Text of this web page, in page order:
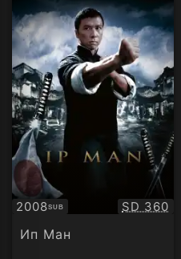
2008SUB
Субтитри Качество:
SD 360
Ип Ман